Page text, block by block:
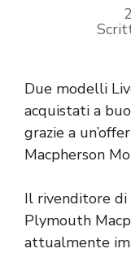
Due modelli
acquistati a
grazie a
Macpherson
Il rivenditore di
Plymouth
attualmente